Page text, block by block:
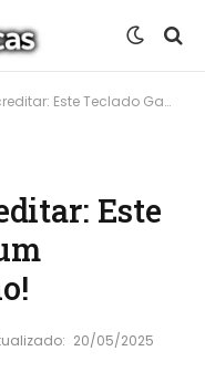
Gamer É um Verdadeiro Engano!
Este
20/05/2025